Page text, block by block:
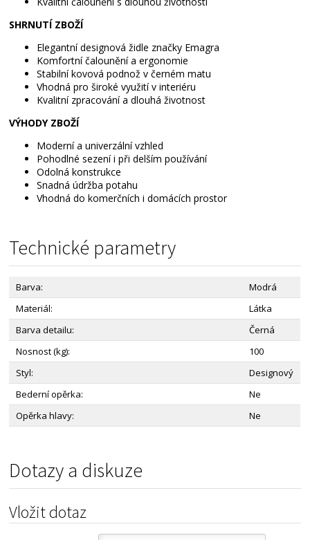
SHRNUTÍ ZBOŽÍ
Elegantní designová židle značky Emagra
Komfortní čalounění a ergonomie
Stabilní kovová podnož v černém matu
Vhodná pro široké využití v interiéru
Kvalitní zpracování a dlouhá životnost
VÝHODY ZBOŽÍ
Moderní a univerzální vzhled
Pohodlné sezení i při delším používání
Odolná konstrukce
Snadná údržba potahu
Vhodná do komerčních i domácích prostor
Technické parametry
Barva:
Modrá
Materiál:
Látka
Barva detailu:
Černá
Nosnost (kg):
100
Styl:
Designový
Bederní opěrka:
Ne
Opěrka hlavy:
Ne
Dotazy a diskuze
Vložit dotaz